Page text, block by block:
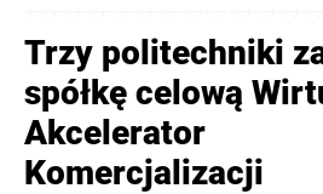
Trzy politechniki
spółkę celową
Akcelerator
Komercjalizacji